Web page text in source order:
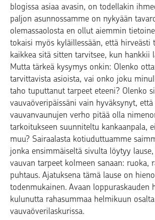
blogissa asiaa avasin, on todellakin
paljon asunnossamme on nykyään
olemassaolosta en ollut aiemmin
tokaisi myös kyläillessään, että hirveästi
kaikkea sitä sitten tarvitsee, kun hankkii
Mutta tärkeä kysymys onkin: Olenko
tarvittavista asioista, vai onko joku
taho tuputtanut tarpeet eteeni? Olenko
vauvaöveripäissäni vain hyväksynyt,
vauvanvaunujen verho pitää olla
tarkoitukseen suunniteltu kankaanpala,
muu? Sairaalasta kotiuduttuamme
jonka ensimmäiseltä sivulta löytyy
vauvan tarpeet kolmeen sanaan: ruoka,
puhtaus. Ajatuksena tämä lause on
todenmukainen. Avaan loppuraskauden
kulunutta rahasummaa helmikuun
vauvaöverilaskurissa.